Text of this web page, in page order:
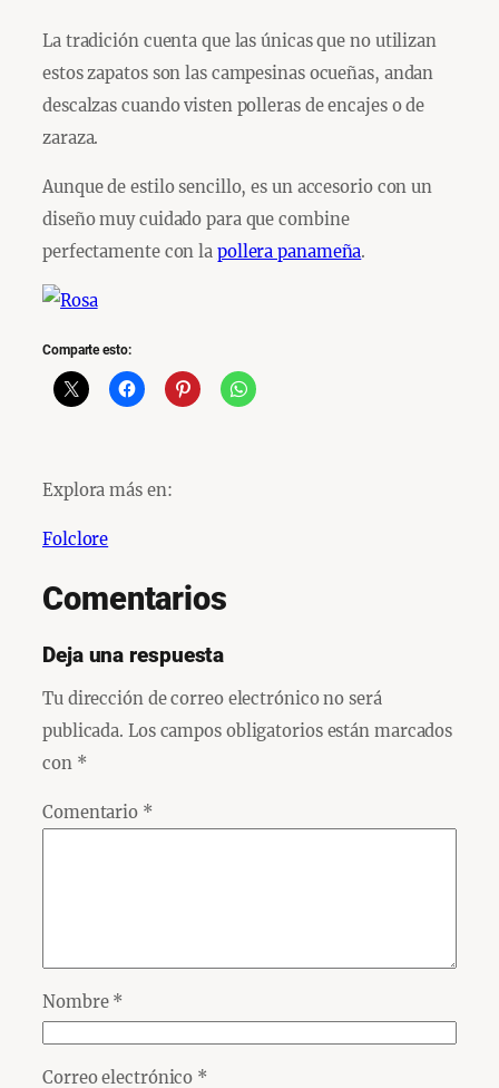
La tradición cuenta que las únicas que no utilizan
estos zapatos son las campesinas ocueñas, andan
descalzas cuando visten polleras de encajes o de
zaraza.
Aunque de estilo sencillo, es un accesorio con un
diseño muy cuidado para que combine
perfectamente con la pollera panameña.
Comparte esto:
Explora más en:
Folclore
Comentarios
Deja una respuesta
Tu dirección de correo electrónico no será
publicada. Los campos obligatorios están marcados
con *
Comentario *
Nombre *
Correo electrónico *